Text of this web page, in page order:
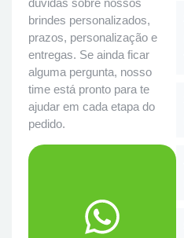
dúvidas sobre nossos
brindes personalizados,
prazos, personalização e
entregas. Se ainda ficar
alguma pergunta, nosso
time está pronto para te
ajudar em cada etapa do
pedido.
Me chama
no